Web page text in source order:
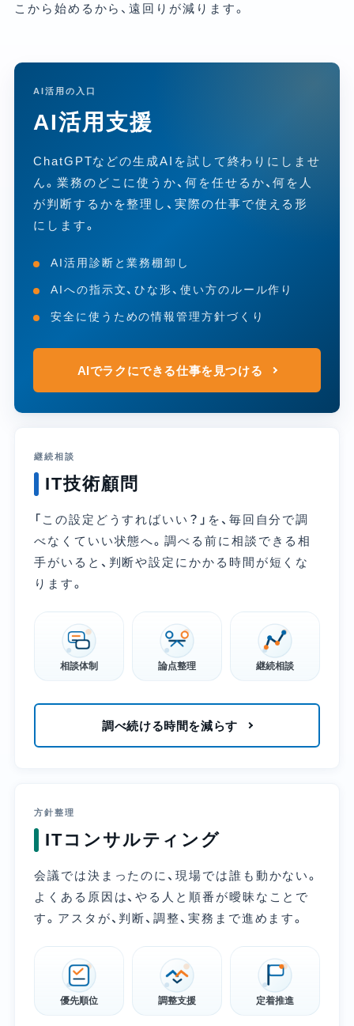
こから始めるから、遠回りが減ります。
AI活用の入口
AI活用支援
ChatGPTなどの生成AIを試して終わりにしませ
ん。業務のどこに使うか、何を任せるか、何を人
が判断するかを整理し、実際の仕事で使える形
にします。
AI活用診断と業務棚卸し
AIへの指示文、ひな形、使い方のルール作り
安全に使うための情報管理方針づくり
AIでラクにできる仕事を見つける
継続相談
IT技術顧問
「この設定どうすればいい？」を、毎回自分で調
べなくていい状態へ。調べる前に相談できる相
手がいると、判断や設定にかかる時間が短くな
ります。
相談体制 論点整理 継続相談
調べ続ける時間を減らす
方針整理
ITコンサルティング
会議では決まったのに、現場では誰も動かない。
よくある原因は、やる人と順番が曖昧なことで
す。アスタが、判断、調整、実務まで進めます。
優先順位 調整支援 定着推進